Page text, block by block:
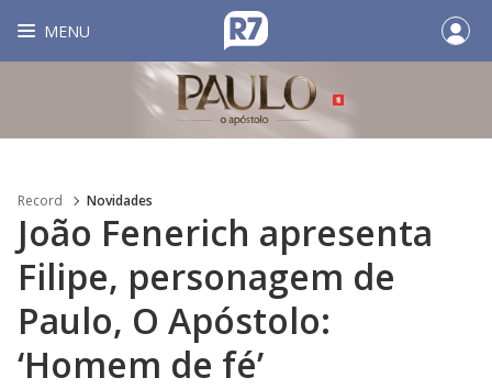
MENU
Record Novidades
João Fenerich apresenta
Filipe, personagem de
Paulo, O Apóstolo:
‘Homem de fé’